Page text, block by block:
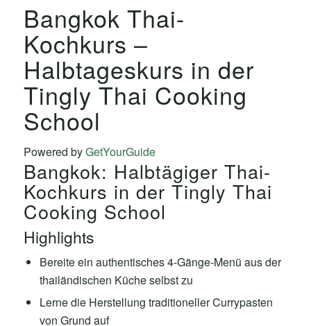
Bangkok Thai-
Kochkurs –
Halbtageskurs in der
Tingly Thai Cooking
School
Powered byGetYourGuide
Bangkok: Halbtägiger Thai-
Kochkurs in der Tingly Thai
Cooking School
Highlights
Bereite ein authentisches 4-Gänge-Menü aus der
thailändischen Küche selbst zu
Lerne die Herstellung traditioneller Currypasten
von Grund auf